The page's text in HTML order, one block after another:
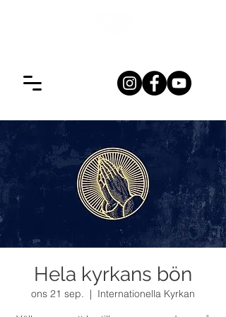
Hela kyrkans bön
ons 21 sep.
  |
Internationella Kyrkan